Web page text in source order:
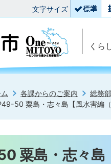
文字サイズ
くら
各課からのご案内 総務部
50 粟島・志々島【風水害編（
粟島・志々島